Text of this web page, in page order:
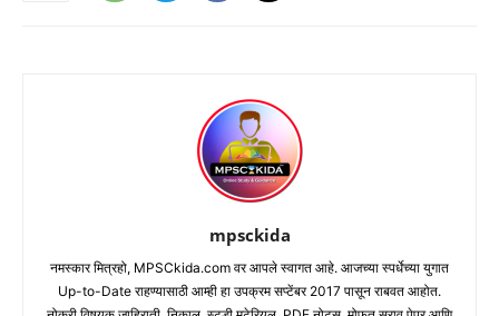
mpsckida
नमस्कार मित्रहो, MPSCkida.com वर आपले स्वागत आहे. आजच्या स्पर्धेच्या युगात
Up-to-Date राहण्यासाठी आम्ही हा उपक्रम सप्टेंबर 2017 पासून राबवत आहोत.